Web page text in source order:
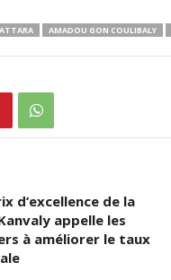
AMADOU GON COULIBALY
d’excellence de la
appelle les
à améliorer le taux